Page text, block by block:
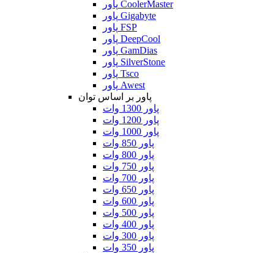
پاور CoolerMaster
پاور Gigabyte
پاور FSP
پاور DeepCool
پاور GamDias
پاور SilverStone
پاور Tsco
پاور Awest
پاور بر اساس توان
پاور 1300 وات
پاور 1200 وات
پاور 1000 وات
پاور 850 وات
پاور 800 وات
پاور 750 وات
پاور 700 وات
پاور 650 وات
پاور 600 وات
پاور 500 وات
پاور 400 وات
پاور 300 وات
پاور 350 وات